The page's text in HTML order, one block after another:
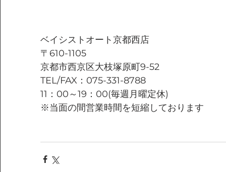
ベイシストオート京都西店
〒610-1105
京都市西京区大枝塚原町9-52
TEL/FAX：075-331-8788
11：00～19：00(毎週月曜定休)
※当面の間営業時間を短縮しております